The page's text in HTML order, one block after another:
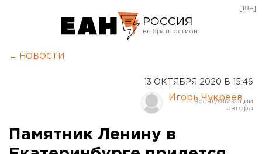
РОССИЯ
Курган
Оренбург
[18+]
← НОВОСТИ
13 ОКТЯБРЯ 2020 В 15:46
Игорь Чукреев
Памятник Ленину в